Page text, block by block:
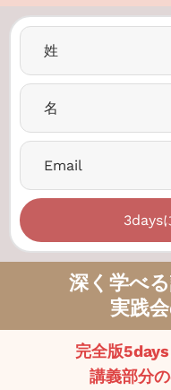
3days
深く学べ
実践
完全版5days
講義部分